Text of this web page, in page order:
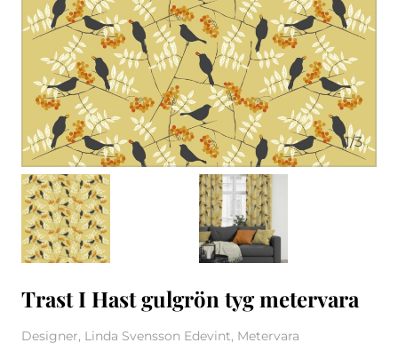
1/3
Trast I Hast gulgrön tyg metervara
Designer, Linda Svensson Edevint, Metervara